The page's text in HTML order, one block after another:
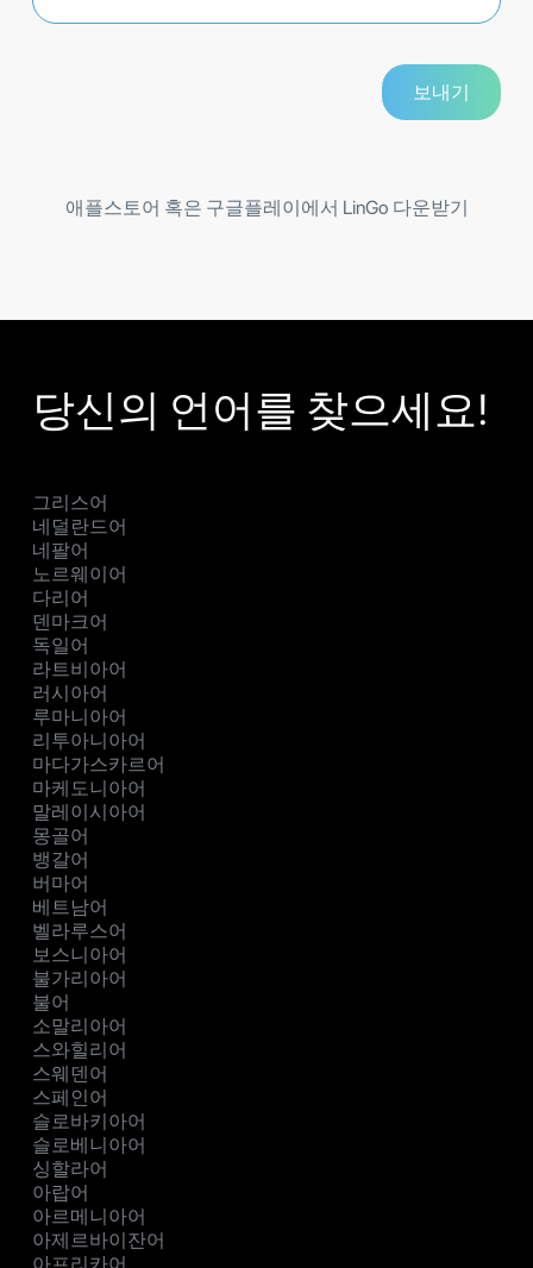
애플스토어 혹은 구글플레이에서 LinGo 다운받기
당신의 언어를 찾으세요!
그리스어
네덜란드어
네팔어
노르웨이어
다리어
덴마크어
독일어
라트비아어
러시아어
루마니아어
리투아니아어
마다가스카르어
마케도니아어
말레이시아어
몽골어
뱅갈어
버마어
베트남어
벨라루스어
보스니아어
불가리아어
불어
소말리아어
스와힐리어
스웨덴어
스페인어
슬로바키아어
슬로베니아어
싱할라어
아랍어
아르메니아어
아제르바이잔어